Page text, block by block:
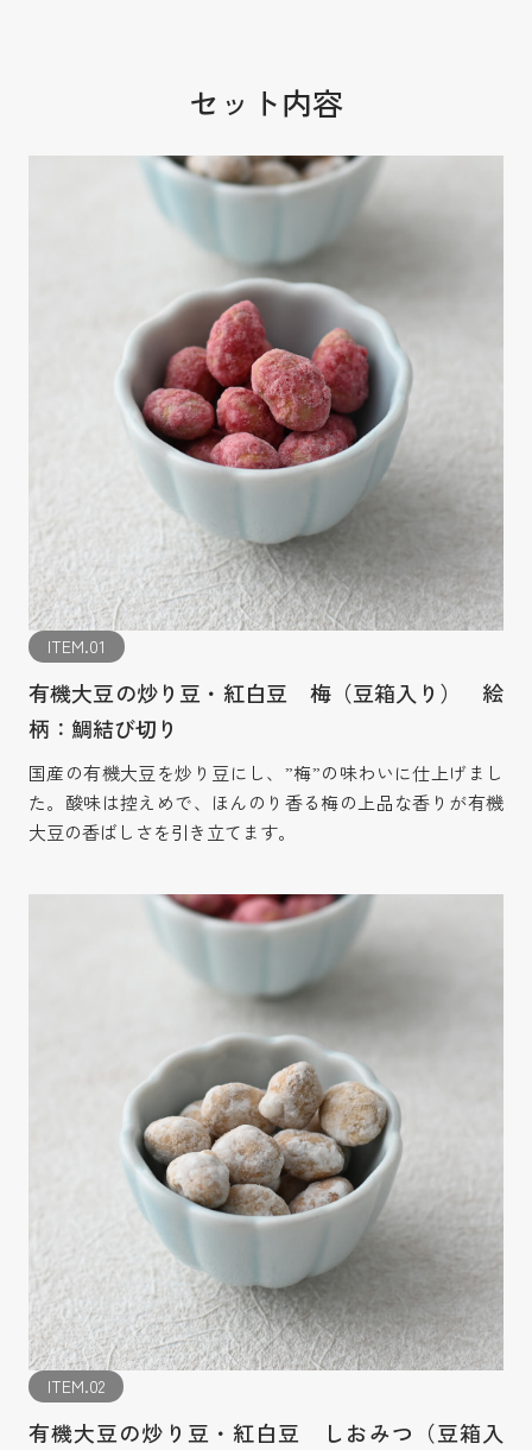
セット内容
ITEM.01
有機大豆の炒り豆・紅白豆 梅（豆箱入り） 絵
柄：鯛結び切り
国産の有機大豆を炒り豆にし、”梅”の味わいに仕上げまし
た。酸味は控えめで、ほんのり香る梅の上品な香りが有機
大豆の香ばしさを引き立てます。
ITEM.02
有機大豆の炒り豆・紅白豆 しおみつ（豆箱入